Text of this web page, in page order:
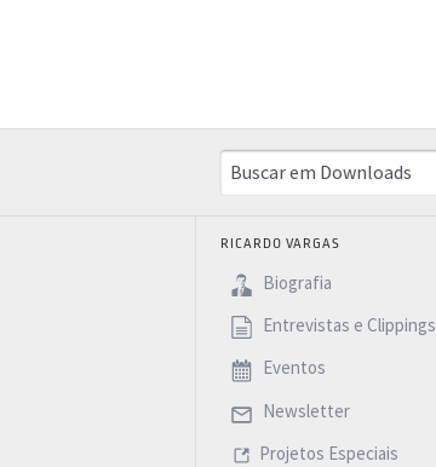
RICARDO VARGAS
Biografia
Entrevistas e Clippings
Eventos
Newsletter
Projetos Especiais